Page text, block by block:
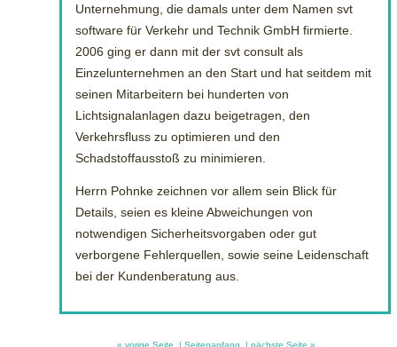
Unternehmung, die damals unter dem Namen svt
software für Verkehr und Technik GmbH firmierte.
2006 ging er dann mit der svt consult als
Einzelunternehmen an den Start und hat seitdem mit
seinen Mitarbeitern bei hunderten von
Lichtsignalanlagen dazu beigetragen, den
Verkehrsfluss zu optimieren und den
Schadstoffausstoß zu minimieren.
Herrn Pohnke zeichnen vor allem sein Blick für
Details, seien es kleine Abweichungen von
notwendigen Sicherheitsvorgaben oder gut
verborgene Fehlerquellen, sowie seine Leidenschaft
bei der Kundenberatung aus.
« vorige Seite | Seitenanfang | nächste Seite »